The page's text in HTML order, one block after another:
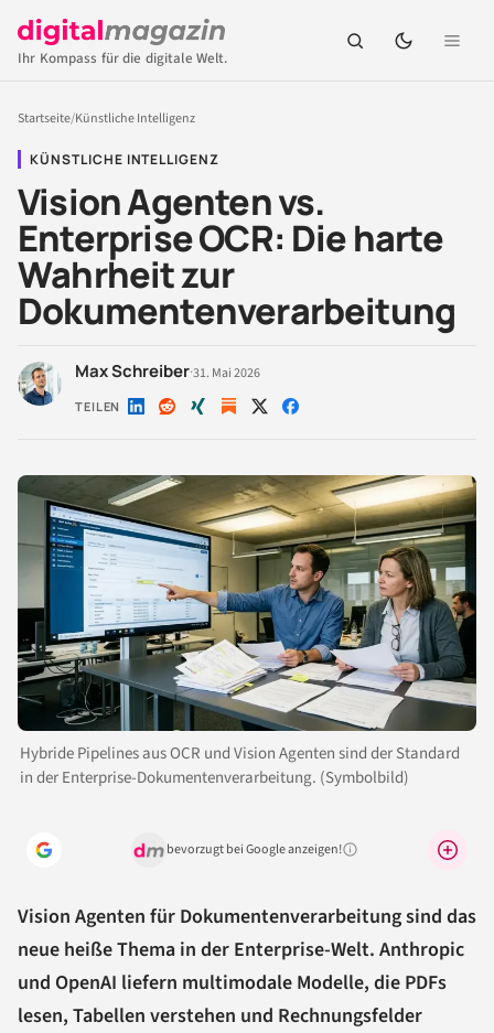
Ihr Kompass für die digitale Welt.
Startseite/Künstliche Intelligenz
KÜNSTLICHE INTELLIGENZ
Vision Agenten vs.
Enterprise OCR: Die harte
Wahrheit zur
Dokumentenverarbeitung
Max Schreiber·31. Mai 2026
TEILEN Auf Auf Auf Auf Auf
Hybride Pipelines aus OCR und Vision Agenten sind der Standard
in der Enterprise-Dokumentenverarbeitung. (Symbolbild)
bevorzugt bei Google anzeigen!Warum lohnt sich das?
Vision Agenten für Dokumentenverarbeitung sind das
neue heiße Thema in der Enterprise-Welt. Anthropic
und OpenAI liefern multimodale Modelle, die PDFs
lesen, Tabellen verstehen und Rechnungsfelder